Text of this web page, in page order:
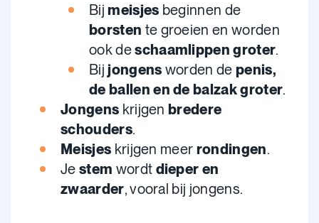
Bijmeisjes beginnen de
borsten te groeien en worden
ook deschaamlippen groter.
Bijjongens worden depenis,
de ballen en de balzak groter.
Jongens krijgenbredere
schouders.
Meisjes krijgen meer rondingen.
Je stem wordt dieper en
zwaarder, vooral bij jongens.